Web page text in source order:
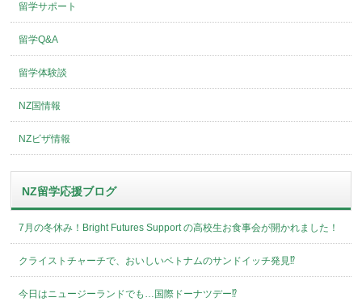
留学サポート
留学Q&A
留学体験談
NZ国情報
NZビザ情報
NZ留学応援ブログ
7月の冬休み！Bright Futures Support の高校生お食事会が開かれました！
クライストチャーチで、おいしいベトナムのサンドイッチ発見⁉︎
今日はニュージーランドでも…国際ドーナツデー⁉︎